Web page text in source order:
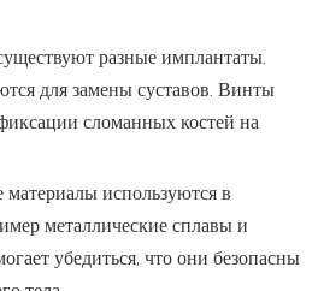
разные имплантаты.
для замены суставов. Винты
сломанных костей на
материалы используются в
металлические сплавы и
убедиться, что они безопасны